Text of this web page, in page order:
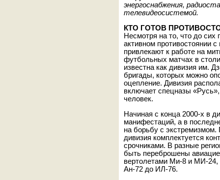
энергоснабжения,
телевидеосистемой.
КТО ГОТОВ
Несмотря на то, что до сих
активном противостоянии
привлекают к работе на
футбольных матчах в
известна как дивизия им.
бригады, которых можно
оцепление. Дивизия
включает спецназы
человек.
Начиная с конца 2000-х в
манифестаций, а в
на борьбу с
дивизия комплектуется
срочниками. В разные
быть переброшены
вертолетами Ми-8 и МИ-24,
Ан-72 до ИЛ-76.